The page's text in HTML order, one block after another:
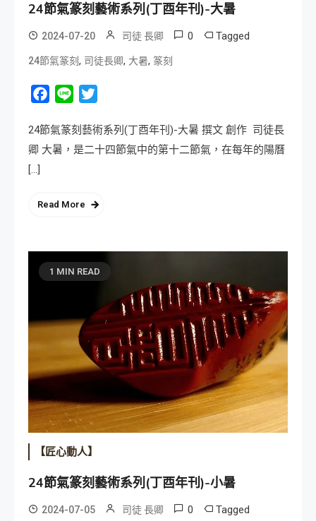
24節氣篆刻藝術系列(丁酉年刊)-大暑
2024-07-20 司徒 長卿 0 Tagged
24節氣篆刻, 司徒長卿, 大暑, 篆刻
Facebook
Line
24節氣篆刻藝術系列(丁酉年刊)-大暑 撰文 創作 司徒長
卿 大暑，是二十四節氣中的第十二節氣，在每年的陽曆
[…]
Read More
1 MIN READ
【匠心動人】
24節氣篆刻藝術系列(丁酉年刊)-小暑
2024-07-05 司徒 長卿 0 Tagged